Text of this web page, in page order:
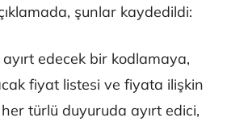
şunlar kaydedildi:
edecek bir kodlamaya,
fiyat listesi ve fiyata ilişkin
türlü duyuruda ayırt edici,